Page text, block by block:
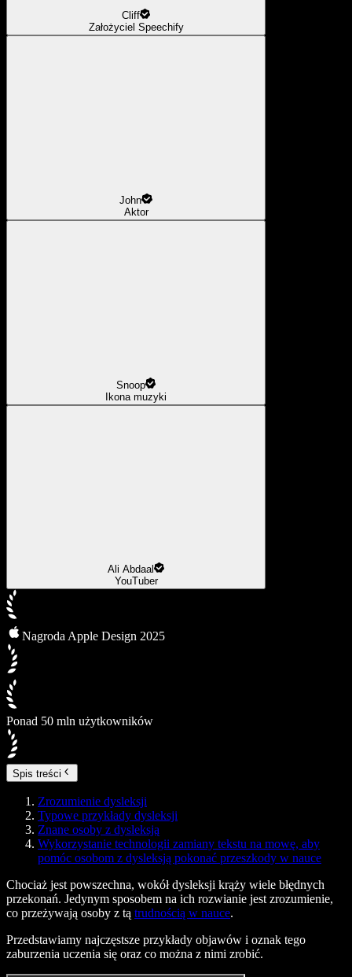
Cliff
Założyciel Speechify
John
Aktor
Snoop
Ikona muzyki
Ali Abdaal
YouTuber
Nagroda Apple Design 2025
Ponad 50 mln użytkowników
Spis treści
Zrozumienie dysleksji
Typowe przykłady dysleksji
Znane osoby z dysleksją
Wykorzystanie technologii zamiany tekstu na mowę, aby
pomóc osobom z dysleksją pokonać przeszkody w nauce
Chociaż jest powszechna, wokół dysleksji krąży wiele błędnych
przekonań. Jedynym sposobem na ich rozwianie jest zrozumienie,
co przeżywają osoby z tą trudnością w nauce.
Przedstawiamy najczęstsze przykłady objawów i oznak tego
zaburzenia uczenia się oraz co można z nimi zrobić.